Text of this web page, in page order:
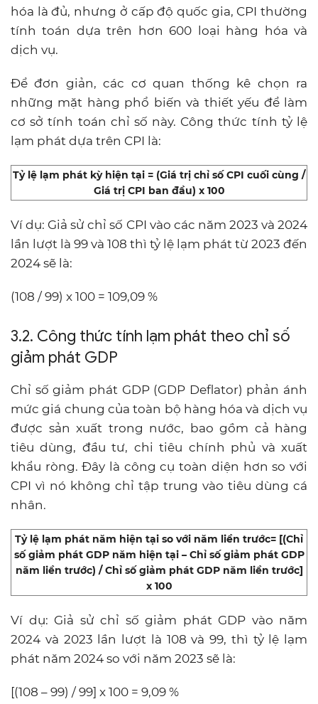
hóa là đủ, nhưng ở cấp độ quốc gia, CPI thường
tính toán dựa trên hơn 600 loại hàng hóa và
dịch vụ.
Để đơn giản, các cơ quan thống kê chọn ra
những mặt hàng phổ biến và thiết yếu để làm
cơ sở tính toán chỉ số này. Công thức tính tỷ lệ
lạm phát dựa trên CPI là:
Tỷ lệ lạm phát kỳ hiện tại = (Giá trị chỉ số CPI cuối cùng /
Giá trị CPI ban đầu) x 100
Ví dụ: Giả sử chỉ số CPI vào các năm 2023 và 2024
lần lượt là 99 và 108 thì tỷ lệ lạm phát từ 2023 đến
2024 sẽ là:
(108 / 99) x 100 = 109,09 %
3.2. Công thức tính lạm phát theo chỉ số
giảm phát GDP
Chỉ số giảm phát GDP (GDP Deflator) phản ánh
mức giá chung của toàn bộ hàng hóa và dịch vụ
được sản xuất trong nước, bao gồm cả hàng
tiêu dùng, đầu tư, chi tiêu chính phủ và xuất
khẩu ròng. Đây là công cụ toàn diện hơn so với
CPI vì nó không chỉ tập trung vào tiêu dùng cá
nhân.
Tỷ lệ lạm phát năm hiện tại so với năm liền trước= [(Chỉ
số giảm phát GDP năm hiện tại – Chỉ số giảm phát GDP
năm liền trước) / Chỉ số giảm phát GDP năm liền trước]
x 100
Ví dụ: Giả sử chỉ số giảm phát GDP vào năm
2024 và 2023 lần lượt là 108 và 99, thì tỷ lệ lạm
phát năm 2024 so với năm 2023 sẽ là:
[(108 – 99) / 99] x 100 = 9,09 %